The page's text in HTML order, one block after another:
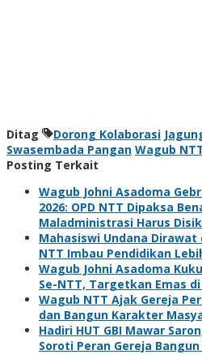
Ditag Dorong Kolaborasi
Swasembada Pangan Wagub
Posting Terkait
Wagub Johni Asadoma
2026: OPD NTT Dipaksa
Maladministrasi Harus
Mahasiswi Undana Dirawat
NTT Imbau Pendidikan
Wagub Johni Asadoma
Se-NTT, Targetkan Emas di
Wagub NTT Ajak Gereja
dan Bangun Karakter
Hadiri HUT GBI Mawar
Soroti Peran Gereja